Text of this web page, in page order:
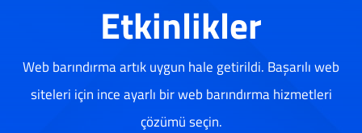
Etkinlikler
Web barındırma artık uygun hale getirildi. Başarılı web
siteleri için ince ayarlı bir web barındırma hizmetleri
çözümü seçin.